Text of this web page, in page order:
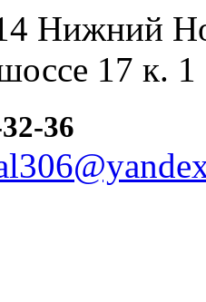
Нижний
17 к.
36